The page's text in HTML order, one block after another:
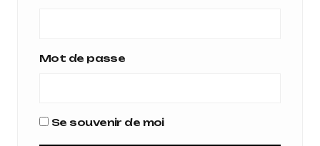
Mot de passe
Se souvenir de moi